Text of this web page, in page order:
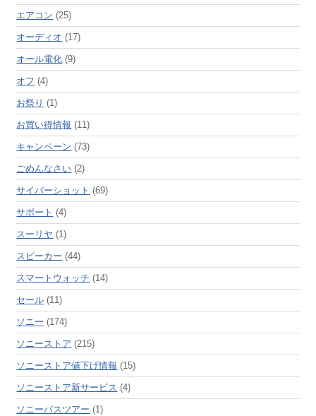
エアコン (25)
オーディオ (17)
オール電化 (9)
オフ (4)
お祭り (1)
お買い得情報 (11)
キャンペーン (73)
ごめんなさい (2)
サイバーショット (69)
サポート (4)
スーリヤ (1)
スピーカー (44)
スマートウォッチ (14)
セール (11)
ソニー (174)
ソニーストア (215)
ソニーストア値下げ情報 (15)
ソニーストア新サービス (4)
ソニーバスツアー (1)